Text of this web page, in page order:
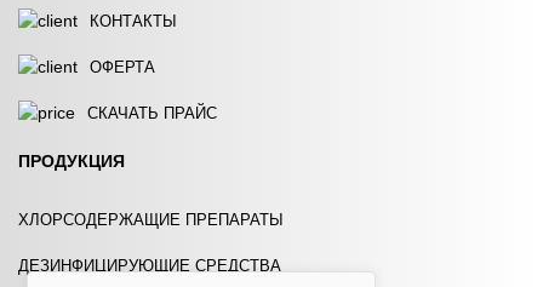
КОНТАКТЫ
ОФЕРТА
СКАЧАТЬ ПРАЙС
ПРОДУКЦИЯ
ХЛОРСОДЕРЖАЩИЕ ПРЕПАРАТЫ
ДЕЗИНФИЦИРУЮЩИЕ СРЕДСТВА